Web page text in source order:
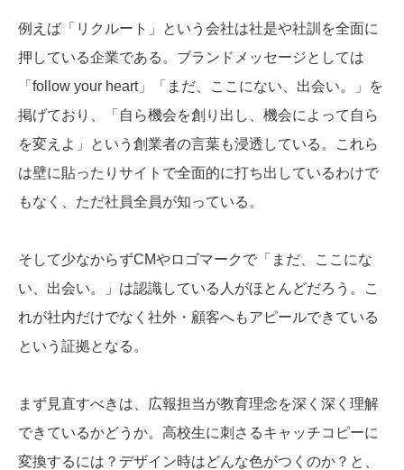
例えば「リクルート」という会社は社是や社訓を全面に
押している企業である。ブランドメッセージとしては
「follow your heart」「まだ、ここにない、出会い。」を
掲げており、「自ら機会を創り出し、機会によって自ら
を変えよ」という創業者の言葉も浸透している。これら
は壁に貼ったりサイトで全面的に打ち出しているわけで
もなく、ただ社員全員が知っている。
そして少なからずCMやロゴマークで「まだ、ここにな
い、出会い。」は認識している人がほとんどだろう。こ
れが社内だけでなく社外・顧客へもアピールできている
という証拠となる。
まず見直すべきは、広報担当が教育理念を深く深く理解
できているかどうか。高校生に刺さるキャッチコピーに
変換するには？デザイン時はどんな色がつくのか？と、